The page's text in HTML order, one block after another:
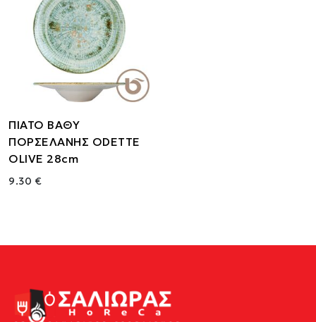
ΠΙΑΤΟ ΒΑΘΥ
ΠΟΡΣΕΛΑΝΗΣ ODETTE
OLIVE 28cm
9.30 €